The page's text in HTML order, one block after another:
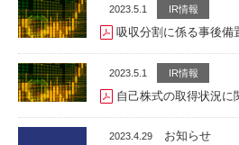
2023.5.1 IR情報
吸収分割に係る事後備
2023.5.1 IR情報
自己株式の取得状況に
2023.4.29
お知らせ